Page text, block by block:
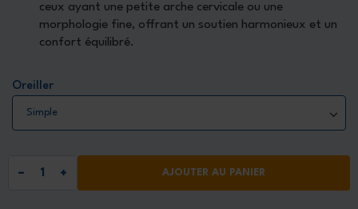
ceux ayant une petite arche cervicale ou une
morphologie fine, offrant un soutien harmonieux et un
confort équilibré.
Oreiller
AJOUTER AU PANIER